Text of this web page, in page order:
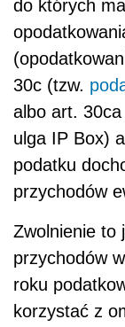
do których
30c (tzw.
albo art.
ulga IP Box)
podatku
przychodów
Zwolnienie to
przychodów
roku
korzystać z